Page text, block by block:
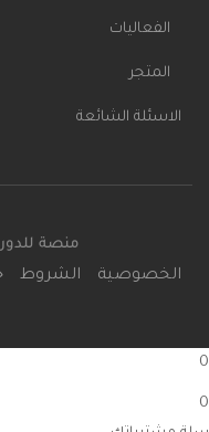
الفعاليات
المتجر
الاسئلة الشائعة
منصة
الخصوصية الشروط
0
0